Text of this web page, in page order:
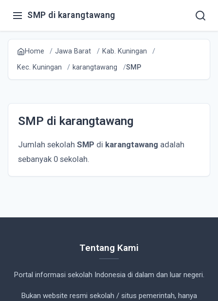
SMP di karangtawang
Home Jawa Barat
Kab. Kuningan
Kec. Kuningan
karangtawang SMP
SMP di karangtawang
Jumlah sekolah SMP di karangtawang adalah
sebanyak 0 sekolah.
Tentang Kami
Portal informasi sekolah Indonesia di dalam dan luar negeri.
Bukan website resmi sekolah / situs pemerintah, hanya